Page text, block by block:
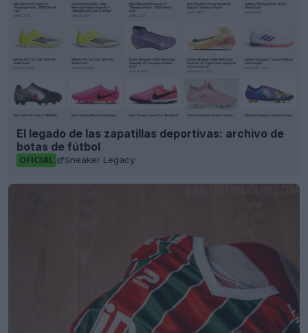
El legado de las zapatillas deportivas: archivo de
botas de fútbol
OFICIAL Sneaker Legacy